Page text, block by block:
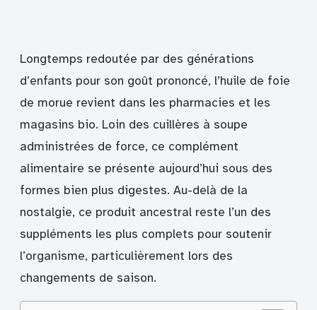
Longtemps redoutée par des générations
d’enfants pour son goût prononcé, l’huile de foie
de morue revient dans les pharmacies et les
magasins bio. Loin des cuillères à soupe
administrées de force, ce complément
alimentaire se présente aujourd’hui sous des
formes bien plus digestes. Au-delà de la
nostalgie, ce produit ancestral reste l’un des
suppléments les plus complets pour soutenir
l’organisme, particulièrement lors des
changements de saison.